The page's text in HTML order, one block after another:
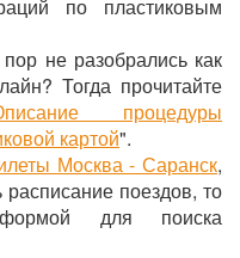
по пластиковым
не разобрались как
Тогда прочитайте
процедуры
картой".
Москва - Саранск,
поездов, то
формой для поиска